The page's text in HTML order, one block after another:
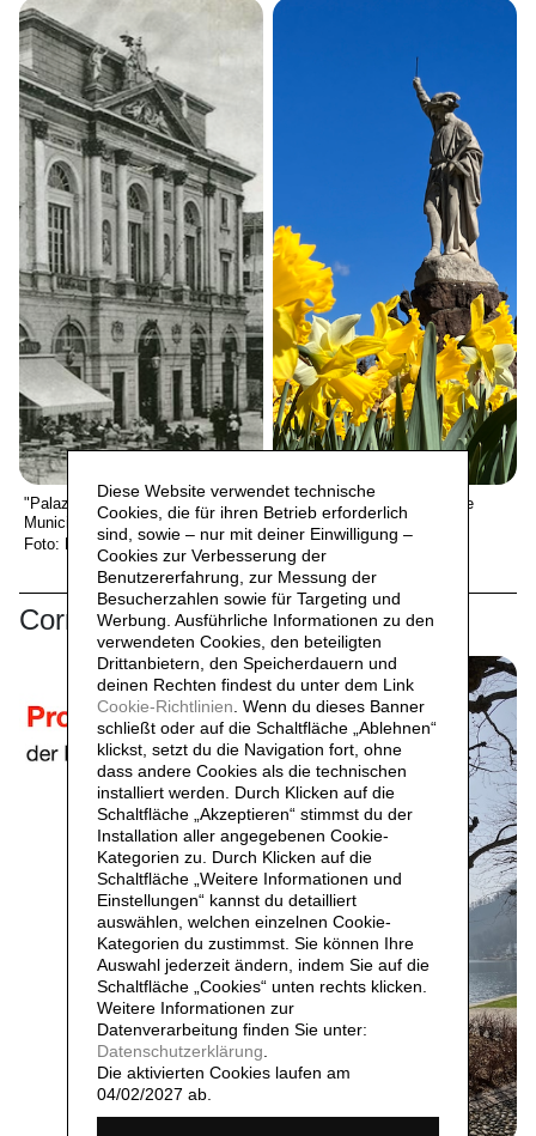
"Palazzo del Governo" ovvero:
Municipio di Lugano
Foto: Bernhard Graf
Guglielmo Tell come lo vede
Vincenzo Vela
Foto: Bernhard Graf
Correlati
Diese Website verwendet technische
Cookies, die für ihren Betrieb erforderlich
sind, sowie – nur mit deiner Einwilligung –
Cookies zur Verbesserung der
Benutzererfahrung, zur Messung der
Besucherzahlen sowie für Targeting und
Werbung. Ausführliche Informationen zu den
verwendeten Cookies, den beteiligten
Drittanbietern, den Speicherdauern und
deinen Rechten findest du unter dem Link
Cookie-Richtlinien . Wenn du dieses Banner
schließt oder auf die Schaltfläche „Ablehnen“
klickst, setzt du die Navigation fort, ohne
dass andere Cookies als die technischen
installiert werden. Durch Klicken auf die
Schaltfläche „Akzeptieren“ stimmst du der
Installation aller angegebenen Cookie-
Kategorien zu. Durch Klicken auf die
Schaltfläche „Weitere Informationen und
Einstellungen“ kannst du detailliert
auswählen, welchen einzelnen Cookie-
Kategorien du zustimmst. Sie können Ihre
Auswahl jederzeit ändern, indem Sie auf die
Schaltfläche „Cookies“ unten rechts klicken.
Weitere Informationen zur
Datenverarbeitung finden Sie unter:
Datenschutzerklärung
Die aktivierten Cookies laufen am
04/02/2027 ab.